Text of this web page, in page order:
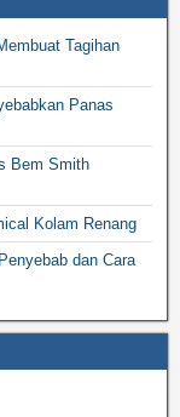
Tagihan
Panas
Bem Smith
Kolam Renang
dan Cara